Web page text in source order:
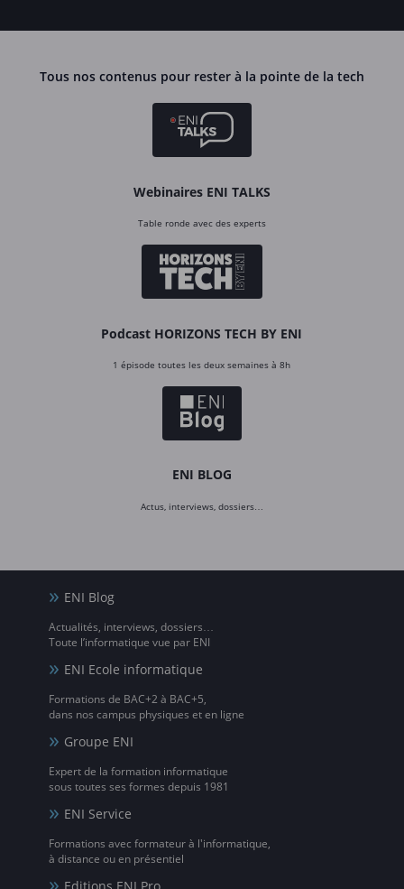
Tous nos contenus pour rester à la pointe de la tech
Webinaires ENI TALKS
Table ronde avec des experts
Podcast HORIZONS TECH BY ENI
1 épisode toutes les deux semaines à 8h
ENI BLOG
Actus, interviews, dossiers…
ENI Blog
Actualités, interviews, dossiers…
Toute l’informatique vue par ENI
ENI Ecole informatique
Formations de BAC+2 à BAC+5,
dans nos campus physiques et en ligne
Groupe ENI
Expert de la formation informatique
sous toutes ses formes depuis 1981
ENI Service
Formations avec formateur à l'informatique,
à distance ou en présentiel